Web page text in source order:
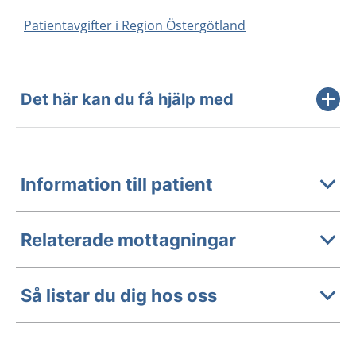
Patientavgifter i Region Östergötland
Det här kan du få hjälp med
Information till patient
Relaterade mottagningar
Så listar du dig hos oss